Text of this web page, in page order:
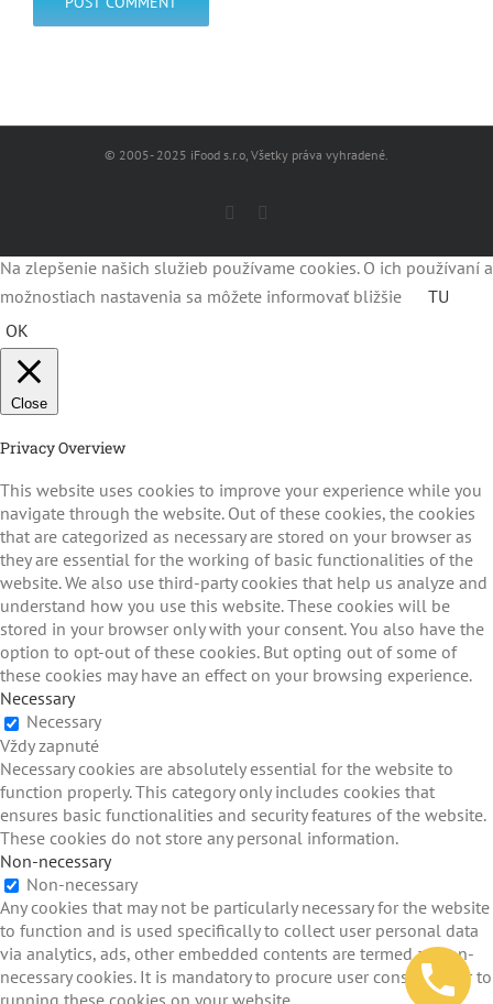
© 2005- 2025 iFood s.r.o, Všetky práva vyhradené.
Facebook
Na zlepšenie našich služieb používame cookies. O ich používaní a
možnostiach nastavenia sa môžete informovať bližšie
TU
OK
Close
Privacy Overview
This website uses cookies to improve your experience while you
navigate through the website. Out of these cookies, the cookies
that are categorized as necessary are stored on your browser as
they are essential for the working of basic functionalities of the
website. We also use third-party cookies that help us analyze and
understand how you use this website. These cookies will be
stored in your browser only with your consent. You also have the
option to opt-out of these cookies. But opting out of some of
these cookies may have an effect on your browsing experience.
Necessary
Necessary
Vždy zapnuté
Necessary cookies are absolutely essential for the website to
function properly. This category only includes cookies that
ensures basic functionalities and security features of the website.
These cookies do not store any personal information.
Non-necessary
Non-necessary
Any cookies that may not be particularly necessary for the website
to function and is used specifically to collect user personal data
via analytics, ads, other embedded contents are termed as non-
necessary cookies. It is mandatory to procure user consent prior to